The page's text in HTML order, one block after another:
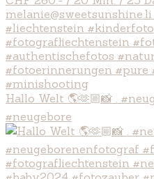
Hallo Welt 🌎🫶🏼📸 .
#neugebore